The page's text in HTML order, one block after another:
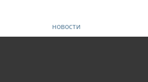
новости